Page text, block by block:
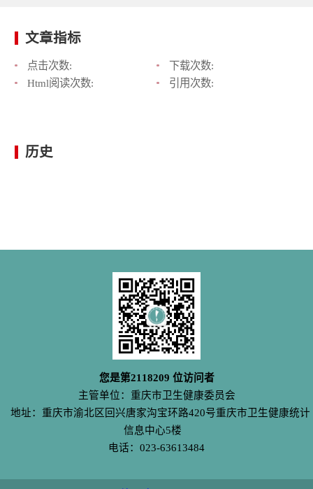
文章指标
点击次数:
下载次数:
Html阅读次数:
引用次数:
历史
您是第2118209 位访问者
主管单位：重庆市卫生健康委员会
地址：重庆市渝北区回兴唐家沟宝环路420号重庆市卫生健康统计
信息中心5楼
电话：023-63613484